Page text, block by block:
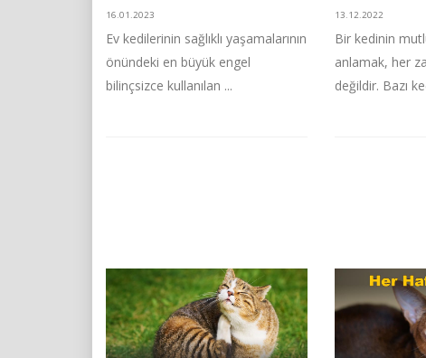
16.01.2023
Ev kedilerinin sağlıklı yaşamalarının
önündeki en büyük engel
bilinçsizce kullanılan ...
13.12.2022
Bir kedinin
anlamak, her
değildir. Bazı